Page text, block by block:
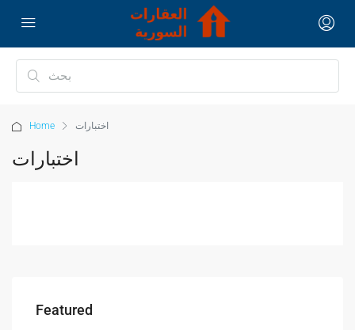
Home اختبارات
اختبارات
Featured